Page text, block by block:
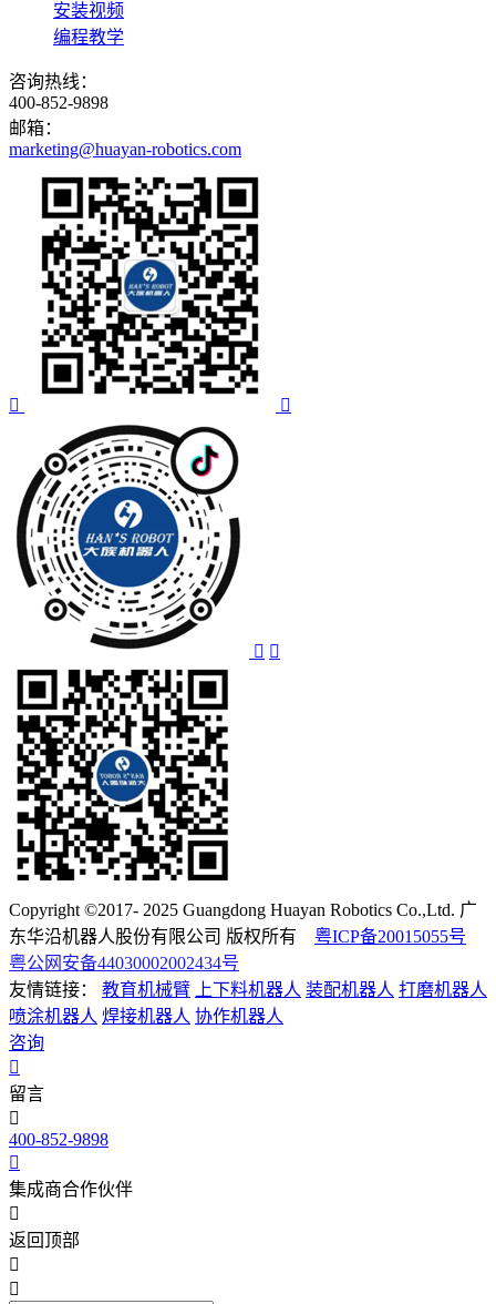
安装视频
编程教学
咨询热线：
400-852-9898
邮箱：
marketing@huayan-robotics.com
Copyright ©2017- 2025 Guangdong Huayan Robotics Co.,Ltd. 广
东华沿机器人股份有限公司 版权所有 粤ICP备20015055号
粤公网安备44030002002434号
友情链接：
教育机械臂 上下料机器人 装配机器人 打磨机器人
喷涂机器人 焊接机器人 协作机器人
咨询
留言
400-852-9898
集成商合作伙伴
返回顶部